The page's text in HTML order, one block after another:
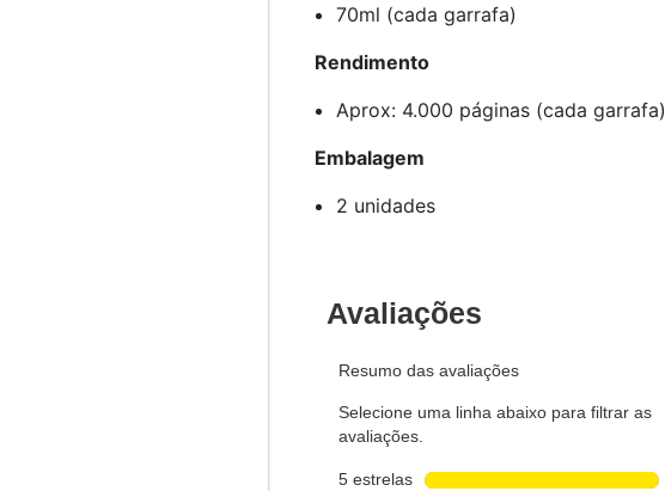
70ml (cada garrafa)
Rendimento
Aprox: 4.000 páginas (cada garrafa)
Embalagem
2 unidades